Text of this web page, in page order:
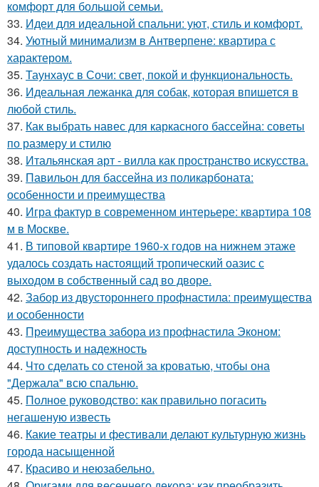
комфорт для большой семьи.
33. Идеи для идеальной спальни: уют, стиль и комфорт.
34. Уютный минимализм в Антверпене: квартира с
характером.
35. Таунхаус в Сочи: свет, покой и функциональность.
36. Идеальная лежанка для собак, которая впишется в
любой стиль.
37. Как выбрать навес для каркасного бассейна: советы
по размеру и стилю
38. Итальянская арт - вилла как пространство искусства.
39. Павильон для бассейна из поликарбоната:
особенности и преимущества
40. Игра фактур в современном интерьере: квартира 108
м в Москве.
41. В типовой квартире 1960-х годов на нижнем этаже
удалось создать настоящий тропический оазис с
выходом в собственный сад во дворе.
42. Забор из двустороннего профнастила: преимущества
и особенности
43. Преимущества забора из профнастила Эконом:
доступность и надежность
44. Что сделать со стеной за кроватью, чтобы она
"Держала" всю спальню.
45. Полное руководство: как правильно погасить
негашеную известь
46. Какие театры и фестивали делают культурную жизнь
города насыщенной
47. Красиво и неюзабельно.